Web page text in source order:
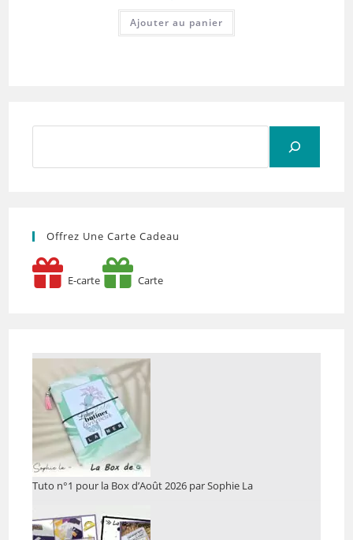
Ajouter au panier
Offrez Une Carte Cadeau
E-carte Carte
Tuto n°1 pour la Box d’Août 2026 par Sophie La